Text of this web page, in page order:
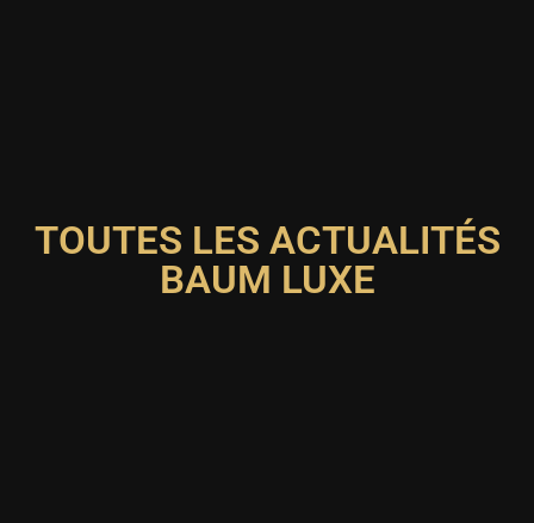
TOUTES LES ACTUALITÉS
BAUM LUXE